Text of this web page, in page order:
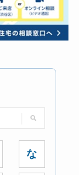
な